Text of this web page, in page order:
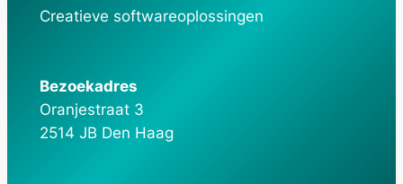
Creatieve softwareoplossingen
Bezoekadres
Oranjestraat 3
2514 JB Den Haag